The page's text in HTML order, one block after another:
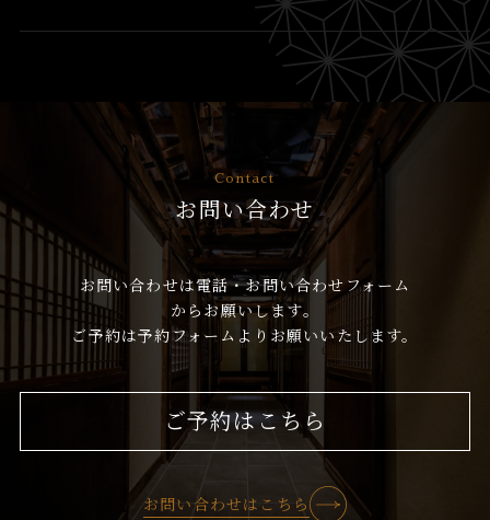
Contact
お問い合わせ
お問い合わせは電話・お問い合わせフォーム
からお願いします。
ご予約は予約フォームよりお願いいたします。
ご予約はこちら
お問い合わせはこちら